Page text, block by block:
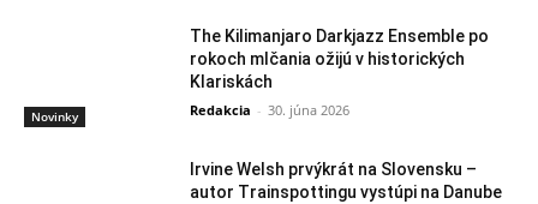
Novinky
The Kilimanjaro Darkjazz Ensemble po
rokoch mlčania ožijú v historických
Klariskách
Redakcia - 30. júna 2026
Irvine Welsh prvýkrát na Slovensku –
autor Trainspottingu vystúpi na Danube